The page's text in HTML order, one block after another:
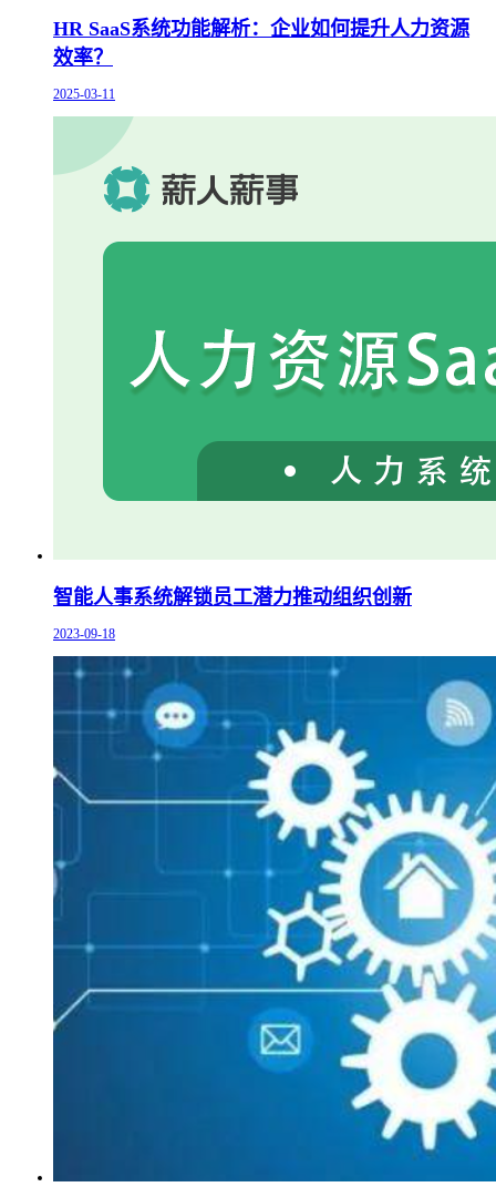
HR SaaS系统功能解析：企业如何提升人力资源
效率？
2025-03-11
智能人事系统解锁员工潜力推动组织创新
2023-09-18